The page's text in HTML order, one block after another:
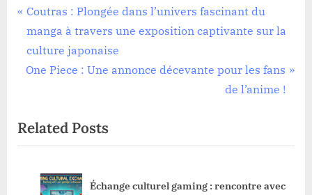
Navigation
de
l’article
P
r
e
v
u
s
Coutras : Plongée dans l’univers fascinant du
manga à travers une exposition captivante sur la
culture japonaise
N
t
P
One Piece : Une annonce décevante pour les fans
de l’anime !
Related Posts
Échange culturel gaming : rencontre avec